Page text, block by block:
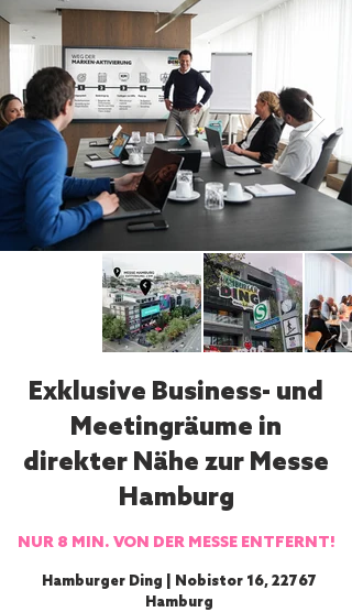
Exklusive Business- und
Meetingräume in
direkter Nähe zur Messe
Hamburg
NUR 8 MIN. VON DER MESSE ENTFERNT!
Hamburger Ding | Nobistor 16, 22767
Hamburg